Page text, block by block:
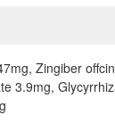
Zingiber
3.9mg,